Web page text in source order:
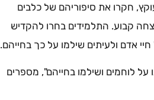
חקרו את סיפוריהם של כלבים
קבוע. התלמידים בחרו להקדיש
אדם ולעיתים שילמו על כך בחייהם.
לוחמים ושילמו בחייהם", מספרים